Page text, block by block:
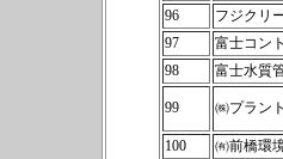
96
フジクリ
97
富士コン
98
富士水質
99 ㈱プラン
100
㈲前橋環